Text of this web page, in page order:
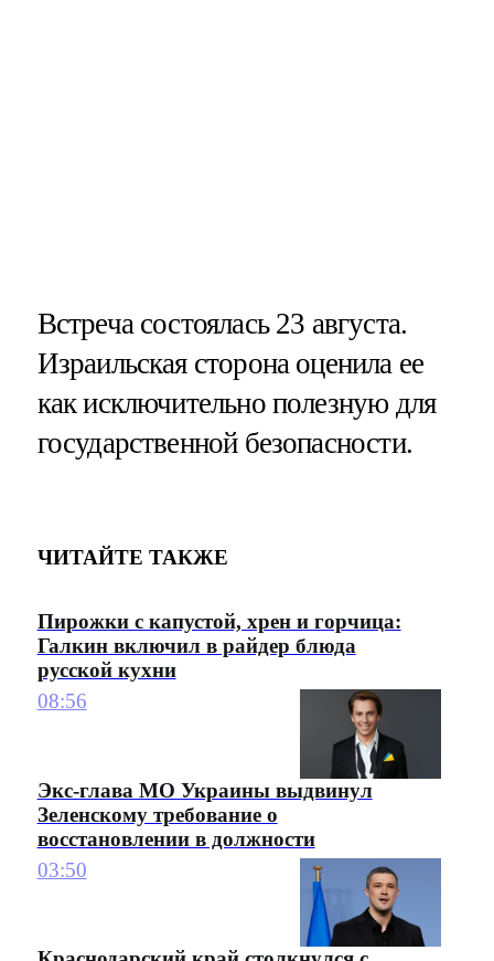
Встреча состоялась 23 августа.
Израильская сторона оценила ее
как исключительно полезную для
государственной безопасности.
ЧИТАЙТЕ ТАКЖЕ
Пирожки с капустой, хрен и горчица:
Галкин включил в райдер блюда
русской кухни
08:56
Экс-глава МО Украины выдвинул
Зеленскому требование о
восстановлении в должности
03:50